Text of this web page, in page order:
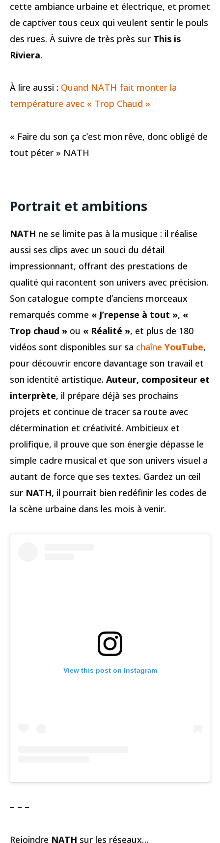
cette ambiance urbaine et électrique, et promet
de captiver tous ceux qui veulent sentir le pouls
des rues. À suivre de très près sur This is
Riviera.
À lire aussi : Quand NATH fait monter la
température avec « Trop Chaud »
« Faire du son ça c’est mon rêve, donc obligé de
tout péter » NATH
Portrait et ambitions
NATH ne se limite pas à la musique : il réalise
aussi ses clips avec un souci du détail
impressionnant, offrant des prestations de
qualité qui racontent son univers avec précision.
Son catalogue compte d’anciens morceaux
remarqués comme « J’repense à tout », «
Trop chaud » ou « Réalité », et plus de 180
vidéos sont disponibles sur sa chaîne YouTube,
pour découvrir encore davantage son travail et
son identité artistique. Auteur, compositeur et
interprète, il prépare déjà ses prochains
projets et continue de tracer sa route avec
détermination et créativité. Ambitieux et
prolifique, il prouve que son énergie dépasse le
simple cadre musical et que son univers visuel a
autant de force que ses textes. Gardez un œil
sur NATH, il pourrait bien redéfinir les codes de
la scène urbaine dans les mois à venir.
View this post on Instagram
– – –
Rejoindre NATH sur les réseaux…